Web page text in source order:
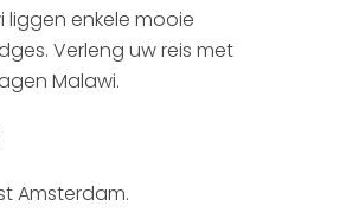
liggen enkele mooie
Verleng uw reis met
Malawi.
Amsterdam.